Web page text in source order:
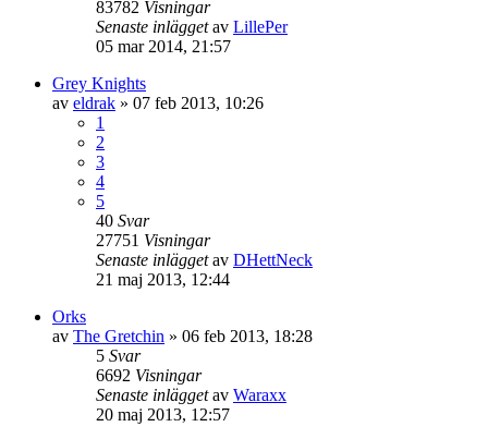
83782 Visningar
Senaste inläggetav LillePer
05 mar 2014, 21:57
Grey Knights
av eldrak » 07 feb 2013, 10:26
1
2
3
4
5
40 Svar
27751 Visningar
Senaste inläggetav DHettNeck
21 maj 2013, 12:44
Orks
av The Gretchin » 06 feb 2013, 18:28
5 Svar
6692 Visningar
Senaste inläggetav Waraxx
20 maj 2013, 12:57